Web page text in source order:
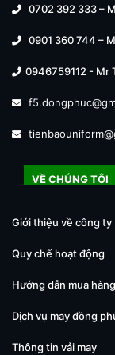
0702 392 333 –
0901 360 744 –
0946759112 - Mr
VỀ CHÚNG TÔI
Giới thiệu về công ty
Quy chế hoạt động
Hướng dẫn mua hàng
Dịch vụ may đồng
Thông tin vải may